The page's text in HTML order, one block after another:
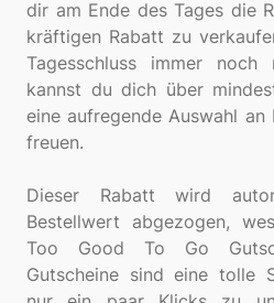
dir am Ende des Tages die
kräftigen Rabatt zu
Tagesschluss immer
kannst du dich über
eine aufregende Auswahl an
freuen.
Dieser Rabatt wird
Bestellwert abgezogen,
Too Good To Go
Gutscheine sind eine tolle